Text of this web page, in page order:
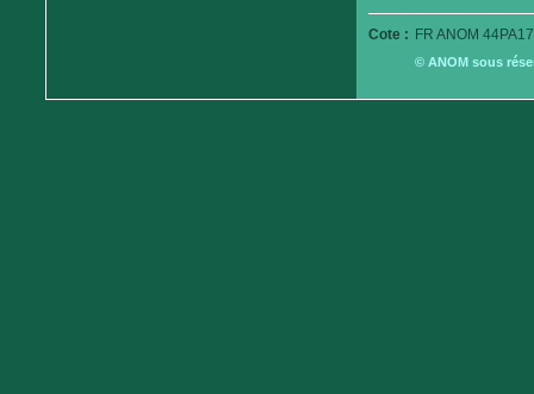
Cote : FR ANOM
© ANOM sous